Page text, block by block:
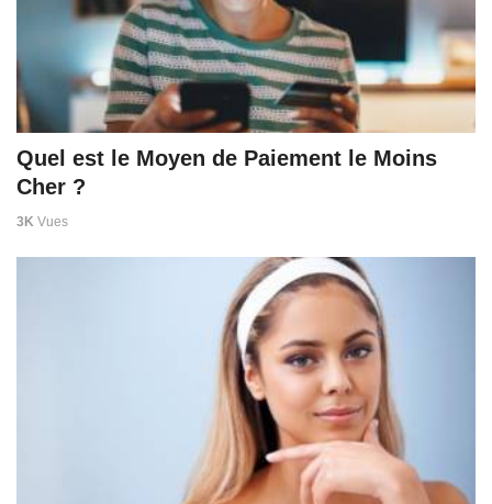
Quel est le Moyen de Paiement le Moins
Cher ?
3K Vues